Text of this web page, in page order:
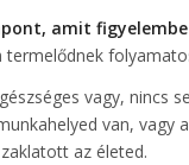
amit figyelembe
vagy, nincs
van,
az életed.